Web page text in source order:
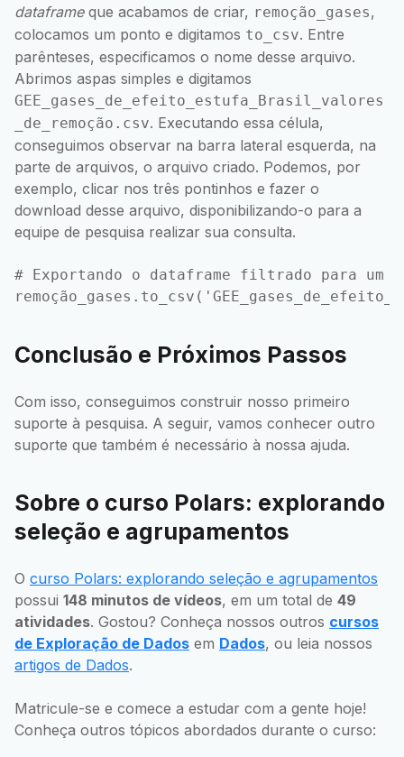
dataframeque acabamos de criar, remoção_gases,
colocamos um ponto e digitamos to_csv. Entre
parênteses, especificamos o nome desse arquivo.
Abrimos aspas simples e digitamos
GEE_gases_de_efeito_estufa_Brasil_valores
_de_remoção.csv. Executando essa célula,
conseguimos observar na barra lateral esquerda, na
parte de arquivos, o arquivo criado. Podemos, por
exemplo, clicar nos três pontinhos e fazer o
download desse arquivo, disponibilizando-o para a
equipe de pesquisa realizar sua consulta.
# Exportando o dataframe filtrado para um
Conclusão e Próximos Passos
Com isso, conseguimos construir nosso primeiro
suporte à pesquisa. A seguir, vamos conhecer outro
suporte que também é necessário à nossa ajuda.
Sobre o curso Polars: explorando
seleção e agrupamentos
O curso Polars: explorando seleção e agrupamentos
possui 148 minutos de vídeos, em um total de 49
atividades. Gostou? Conheça nossos outros cursos
de Exploração de Dados em Dados, ou leia nossos
artigos de Dados.
Matricule-se e comece a estudar com a gente hoje!
Conheça outros tópicos abordados durante o curso: